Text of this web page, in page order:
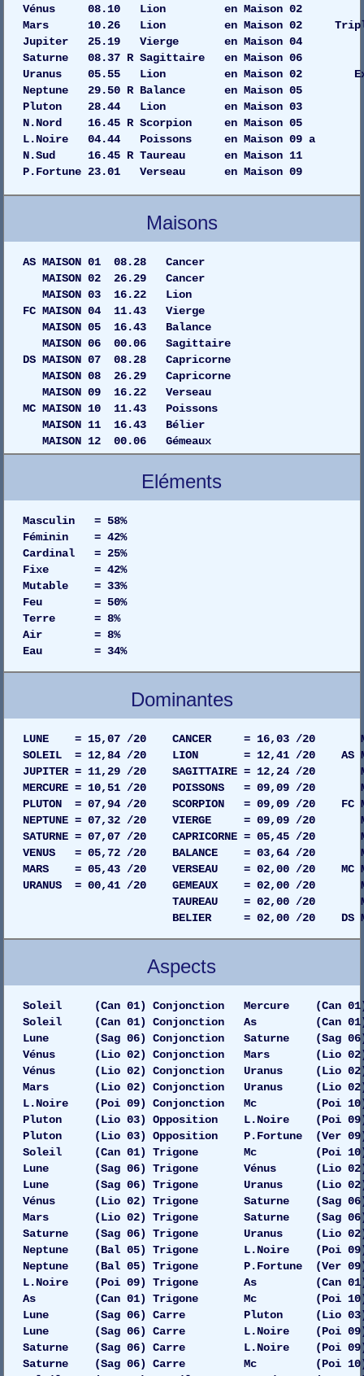
Vénus 08.10 Lion en
Mars 10.26 Lion en Maison 02
Jupiter 25.19 Vierge en
Saturne 08.37 R Sagittaire en
Uranus 05.55 Lion en Maison 02
Neptune 29.50 R Balance en
Pluton 28.44 Lion en
N.Nord 16.45 R Scorpion en Maison 05
L.Noire 04.44 Poissons en Maison 09 a
N.Sud 16.45 R Taureau en Maison 11
P.Fortune 23.01 Verseau en Maison 09
Maisons
AS MAISON 01 08.28 Cancer
MAISON 02 26.29 Cancer
MAISON 03 16.22 Lion
FC MAISON 04 11.43 Vierge
MAISON 05 16.43 Balance
MAISON 06 00.06 Sagittaire
DS MAISON 07 08.28 Capricorne
MAISON 08 26.29 Capricorne
MAISON 09 16.22 Verseau
MC MAISON 10 11.43 Poissons
MAISON 11 16.43 Bélier
MAISON 12 00.06 Gémeaux
Eléments
Masculin = 58%
Féminin = 42%
Cardinal = 25%
Fixe = 42%
Mutable = 33%
Feu = 50%
Terre = 8%
Air = 8%
Eau = 34%
Dominantes
LUNE = 15,07 /20 CANCER = 16,03 /20
SOLEIL = 12,84 /20 LION = 12,41 /20 AS
JUPITER = 11,29 /20 SAGITTAIRE = 12,24 /20
MERCURE = 10,51 /20 POISSONS = 09,09 /20
PLUTON = 07,94 /20 SCORPION = 09,09 /20 FC
NEPTUNE = 07,32 /20 VIERGE = 09,09 /20
SATURNE = 07,07 /20 CAPRICORNE = 05,45 /20
VENUS = 05,72 /20 BALANCE = 03,64 /20
MARS = 05,43 /20 VERSEAU = 02,00 /20 MC
URANUS = 00,41 /20 GEMEAUX = 02,00 /20
TAUREAU = 02,00 /20 MAISON
BELIER = 02,00 /20 DS MAISON
Aspects
Soleil (Can 01) Conjonction Mercure (Can 01)
Soleil (Can 01) Conjonction As (Can
Lune (Sag 06) Conjonction Saturne (Sag 06)
Vénus (Lio 02) Conjonction Mars (Lio 02)
Vénus (Lio 02) Conjonction Uranus (Lio
Mars (Lio 02) Conjonction Uranus (Lio
L.Noire (Poi 09) Conjonction Mc (Poi 10)
Pluton (Lio 03) Opposition L.Noire (Poi 09)
Pluton (Lio 03) Opposition P.Fortune (Ver 09)
Soleil (Can 01) Trigone Mc (Poi 10)
Lune (Sag 06) Trigone Vénus (Lio 02)
Lune (Sag 06) Trigone Uranus (Lio 02)
Vénus (Lio 02) Trigone Saturne (Sag 06)
Mars (Lio 02) Trigone Saturne (Sag 06)
Saturne (Sag 06) Trigone Uranus (Lio 02)
Neptune (Bal 05) Trigone L.Noire (Poi 09)
Neptune (Bal 05) Trigone P.Fortune (Ver 09)
L.Noire (Poi 09) Trigone As (Can 01)
As (Can 01) Trigone Mc (Poi 10)
Lune (Sag 06) Carre Pluton (Lio 03)
Lune (Sag 06) Carre L.Noire (Poi 09)
Saturne (Sag 06) Carre L.Noire (Poi 09)
Saturne (Sag 06) Carre Mc (Poi 10)